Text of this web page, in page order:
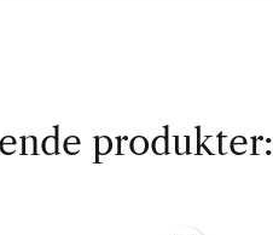
produkter: